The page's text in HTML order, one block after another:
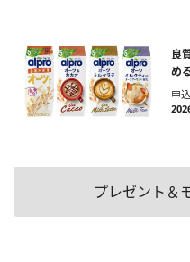
良
め
申
プレゼント＆